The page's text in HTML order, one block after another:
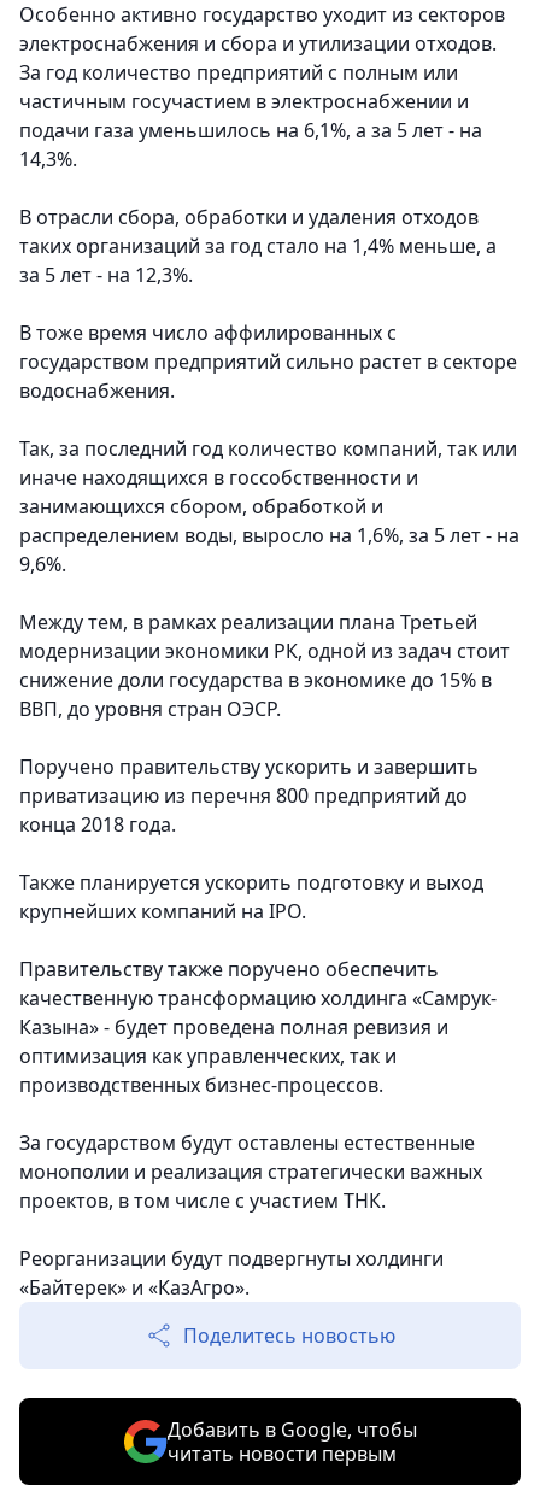
Особенно активно государство уходит из секторов
электроснабжения и сбора и утилизации отходов.
За год количество предприятий с полным или
частичным госучастием в электроснабжении и
подачи газа уменьшилось на 6,1%, а за 5 лет - на
14,3%.
В отрасли сбора, обработки и удаления отходов
таких организаций за год стало на 1,4% меньше, а
за 5 лет - на 12,3%.
В тоже время число аффилированных с
государством предприятий сильно растет в секторе
водоснабжения.
Так, за последний год количество компаний, так или
иначе находящихся в госсобственности и
занимающихся сбором, обработкой и
распределением воды, выросло на 1,6%, за 5 лет - на
9,6%.
Между тем, в рамках реализации плана Третьей
модернизации экономики РК, одной из задач стоит
снижение доли государства в экономике до 15% в
ВВП, до уровня стран ОЭСР.
Поручено правительству ускорить и завершить
приватизацию из перечня 800 предприятий до
конца 2018 года.
Также планируется ускорить подготовку и выход
крупнейших компаний на IPO.
Правительству также поручено обеспечить
качественную трансформацию холдинга «Самрук-
Казына» - будет проведена полная ревизия и
оптимизация как управленческих, так и
производственных бизнес-процессов.
За государством будут оставлены естественные
монополии и реализация стратегически важных
проектов, в том числе с участием ТНК.
Реорганизации будут подвергнуты холдинги
«Байтерек» и «КазАгро».
Поделитесь новостью
Добавить в Google, чтобы
читать новости первым